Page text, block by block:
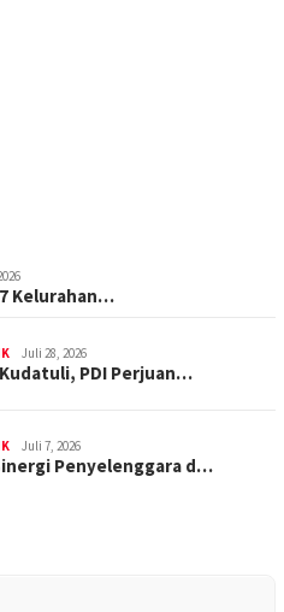
Kelurahan…
Juli 28, 2026
PDI Perjuan…
Juli 7, 2026
Penyelenggara d…